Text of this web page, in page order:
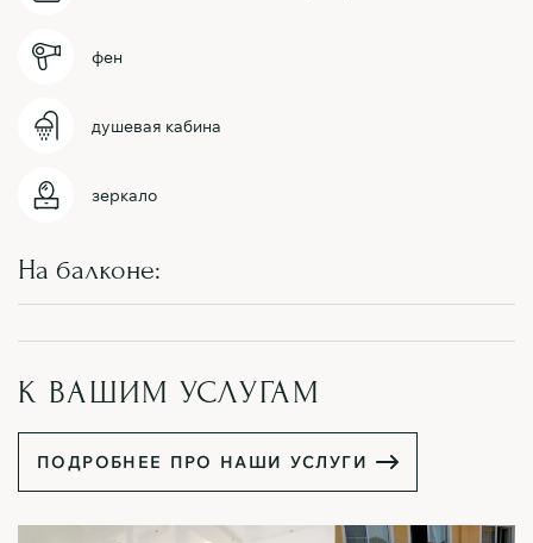
фен
душевая кабина
зеркало
На балконе:
К ВАШИМ УСЛУГАМ
ПОДРОБН ЕЕ ПРО НАШИ УСЛУГИ